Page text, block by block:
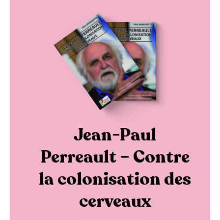
Jean-Paul
Perreault – Contre
la colonisation des
cerveaux